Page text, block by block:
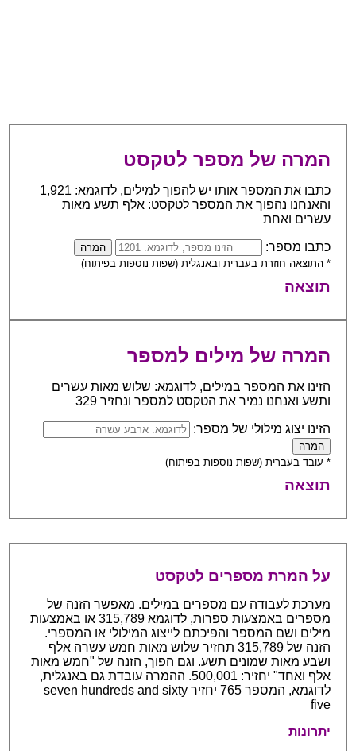
המרה של מספר לטקסט
כתבו את המספר אותו יש להפוך למילים, לדוגמא: 1,921
והאנחנו נהפוך את המספר לטקסט: אלף תשע מאות
עשרים ואחת
כתבו מספר:
* התוצאה חוזרת בעברית ובאנגלית (שפות נוספות בפיתוח)
תוצאה
המרה של מילים למספר
הזינו את המספר במילים, לדוגמא: שלוש מאות עשרים
ותשע ואנחנו נמיר את הטקסט למספר ונחזיר 329
הזינו יצוג מילולי של מספר:
* עובד בעברית (שפות נוספות בפיתוח)
תוצאה
על המרת מספרים לטקסט
מערכת לעבודה עם מספרים במילים. מאפשר הזנה של
מספרים באמצעות ספרות, לדוגמא 315,789 או באמצעות
מילים ושם המספר והפיכתם לייצוג המילולי או המספרי.
הזנה של 315,789 תחזיר שלוש מאות חמש עשרה אלף
ושבע מאות שמונים תשע. וגם הפוך, הזנה של "חמש מאות
אלף ואחד" יחזיר: 500,001. ההמרה עובדת גם באנגלית,
לדוגמא, המספר 765 יחזיר seven hundreds and sixty
five
יתרונות